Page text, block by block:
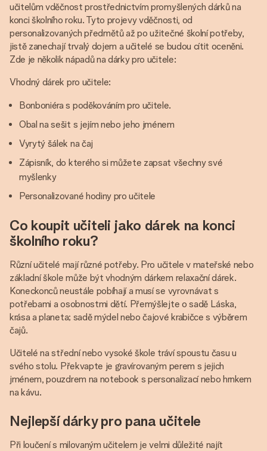
učitelům vděčnost prostřednictvím promyšlených dárků na
konci školního roku. Tyto projevy vděčnosti, od
personalizovaných předmětů až po užitečné školní potřeby,
jistě zanechají trvalý dojem a učitelé se budou cítit oceněni.
Zde je několik nápadů na dárky pro učitele:
Vhodný dárek pro učitele:
Bonboniéra s poděkováním pro učitele.
Obal na sešit s jejím nebo jeho jménem
Vyrytý šálek na čaj
Zápisník, do kterého si můžete zapsat všechny své
myšlenky
Personalizované hodiny pro učitele
Co koupit učiteli jako dárek na konci
školního roku?
Různí učitelé mají různé potřeby. Pro učitele v mateřské nebo
základní škole může být vhodným dárkem relaxační dárek.
Koneckonců neustále pobíhají a musí se vyrovnávat s
potřebami a osobnostmi dětí. Přemýšlejte o sadě Láska,
krása a planeta; sadě mýdel nebo čajové krabičce s výběrem
čajů.
Učitelé na střední nebo vysoké škole tráví spoustu času u
svého stolu. Překvapte je gravírovaným perem s jejich
jménem, pouzdrem na notebook s personalizací nebo hrnkem
na kávu.
Nejlepší dárky pro pana učitele
Při loučení s milovaným učitelem je velmi důležité najít